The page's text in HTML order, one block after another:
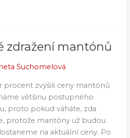
zdražení mantónů
Suchomelová
procent zvýšili ceny mantónů
většinu postupného
proto pokud váháte, zda
protože mantóny už budou
na aktuální ceny. Po